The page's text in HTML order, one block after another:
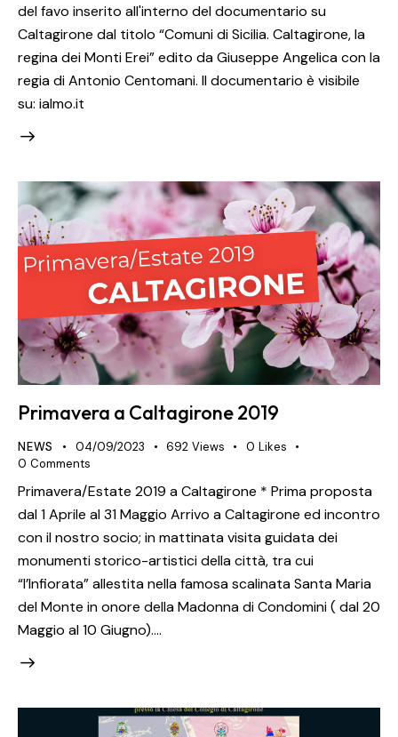
del favo inserito all'interno del documentario su
Caltagirone dal titolo “Comuni di Sicilia. Caltagirone, la
regina dei Monti Erei” edito da Giuseppe Angelica con la
regia di Antonio Centomani. Il documentario è visibile
su: ialmo.it
Primavera a Caltagirone 2019
NEWS 04/09/2023 692 Views 0 Likes
0 Comments
Primavera/Estate 2019 a Caltagirone * Prima proposta
dal 1 Aprile al 31 Maggio Arrivo a Caltagirone ed incontro
con il nostro socio; in mattinata visita guidata dei
monumenti storico-artistici della città, tra cui
“l’Infiorata” allestita nella famosa scalinata Santa Maria
del Monte in onore della Madonna di Condomini ( dal 20
Maggio al 10 Giugno).…